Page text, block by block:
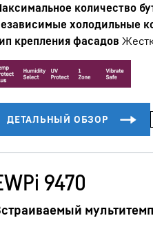
количество
холодильные
крепления фасадов
9470